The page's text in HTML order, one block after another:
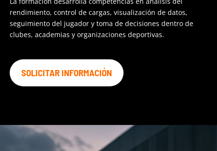
rendimiento, control de cargas, visualización de datos,
seguimiento del jugador y toma de decisiones dentro de
clubes, academias y organizaciones deportivas.
SOLICITAR INFORMACIÓN